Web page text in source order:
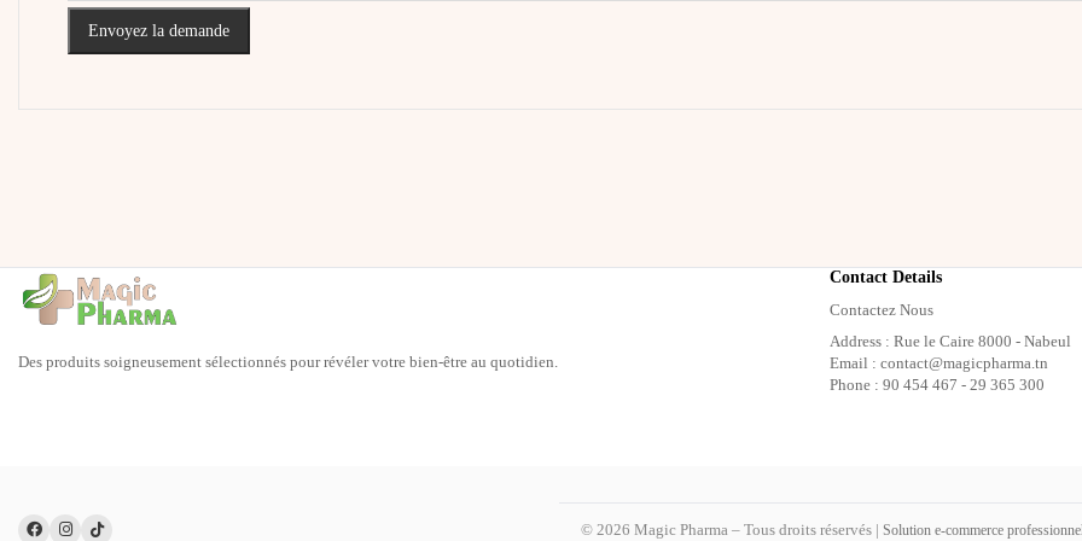
Envoyez la demande
Des produits soigneusement sélectionnés pour révéler votre bien-être au quotidien.
Contact Details
Contactez Nous
Address : Rue le Caire 8000 - Nabeul
Email : contact@magicpharma.tn
Phone : 90 454 467 - 29 365 300
© 2026 Magic Pharma – Tous droits réservés | Solution e-commerce